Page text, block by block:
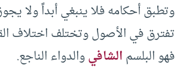
وتطبق أحكامه فلا ينبغي أبداً ولا
تفترق في الأصول وتختلف اختلاف
فهو البلسمالشافيوالدواء الناجع.